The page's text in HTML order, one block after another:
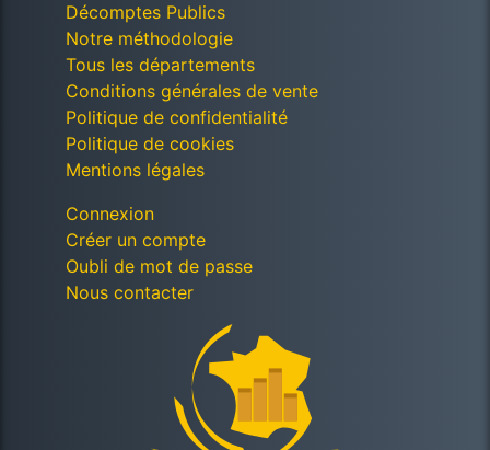
Décomptes Publics
Notre méthodologie
Tous les départements
Conditions générales de vente
Politique de confidentialité
Politique de cookies
Mentions légales
Connexion
Créer un compte
Oubli de mot de passe
Nous contacter